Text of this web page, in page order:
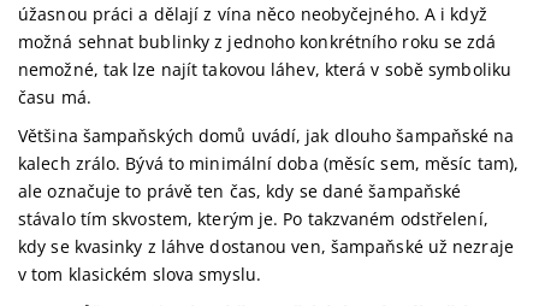
úžasnou práci a dělají z vína něco neobyčejného. A i když
možná sehnat bublinky z jednoho konkrétního roku se zdá
nemožné, tak lze najít takovou láhev, která v sobě symboliku
času má.
Většina šampaňských domů uvádí, jak dlouho šampaňské na
kalech zrálo. Bývá to minimální doba (měsíc sem, měsíc tam),
ale označuje to právě ten čas, kdy se dané šampaňské
stávalo tím skvostem, kterým je. Po takzvaném odstřelení,
kdy se kvasinky z láhve dostanou ven, šampaňské už nezraje
v tom klasickém slova smyslu.